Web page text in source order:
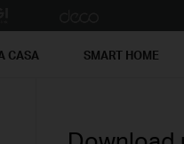
CASA SMART HOME